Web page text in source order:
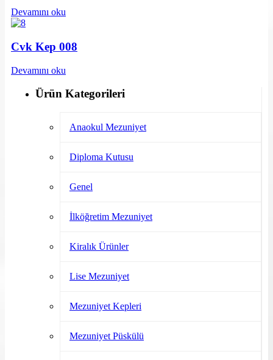
Devamını oku
Cvk Kep 008
Devamını oku
Ürün Kategorileri
Anaokul Mezuniyet
Diploma Kutusu
Genel
İlköğretim Mezuniyet
Kiralık Ürünler
Lise Mezuniyet
Mezuniyet Kepleri
Mezuniyet Püskülü